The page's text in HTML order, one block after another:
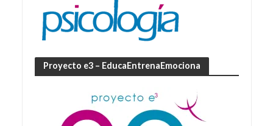
Proyecto e3 – EducaEntrenaEmociona